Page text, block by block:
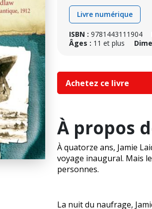
Livre numérique
ISBN : 9781443111904
Âges : 11 et plus
Achetez ce livre
À propos
À quatorze ans, Jamie
voyage inaugural. Mais
personnes.
La nuit du naufrage,